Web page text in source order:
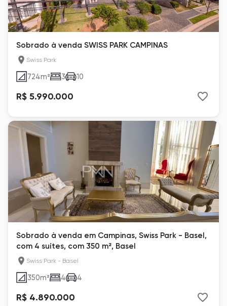
Sobrado à venda SWISS PARK CAMPINAS
Swiss Park
724m² 3 10
R$ 5.990.000
Sobrado à venda em Campinas, Swiss Park - Basel,
com 4 suítes, com 350 m², Basel
Swiss Park - Basel
350m² 4 4
R$ 4.890.000